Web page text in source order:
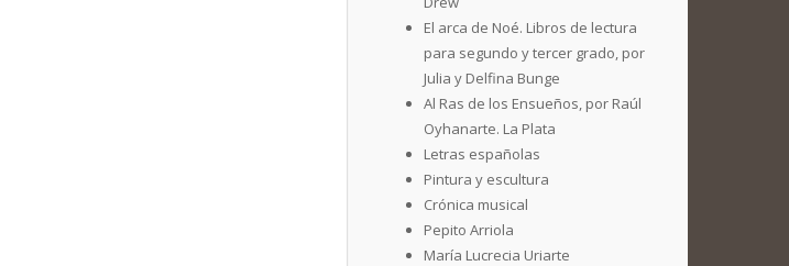
El arca de Noé. Libros de lectura
para segundo y tercer grado, por
Julia y Delfina Bunge
Al Ras de los Ensueños, por Raúl
Oyhanarte. La Plata
Letras españolas
Pintura y escultura
Crónica musical
Pepito Arriola
María Lucrecia Uriarte